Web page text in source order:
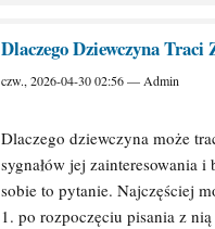
Dlaczego Dziewczyna
czw., 2026-04-30 02:56 — Admin
Dlaczego dziewczyna może
sygnałów jej zainteresowania
sobie to pytanie. Najczęściej
1. po rozpoczęciu pisania z